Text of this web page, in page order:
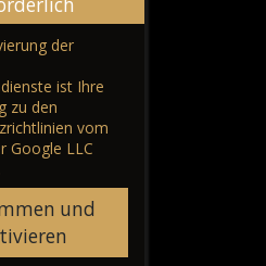
der
ist Ihre
zu den
vom
Google LLC
und